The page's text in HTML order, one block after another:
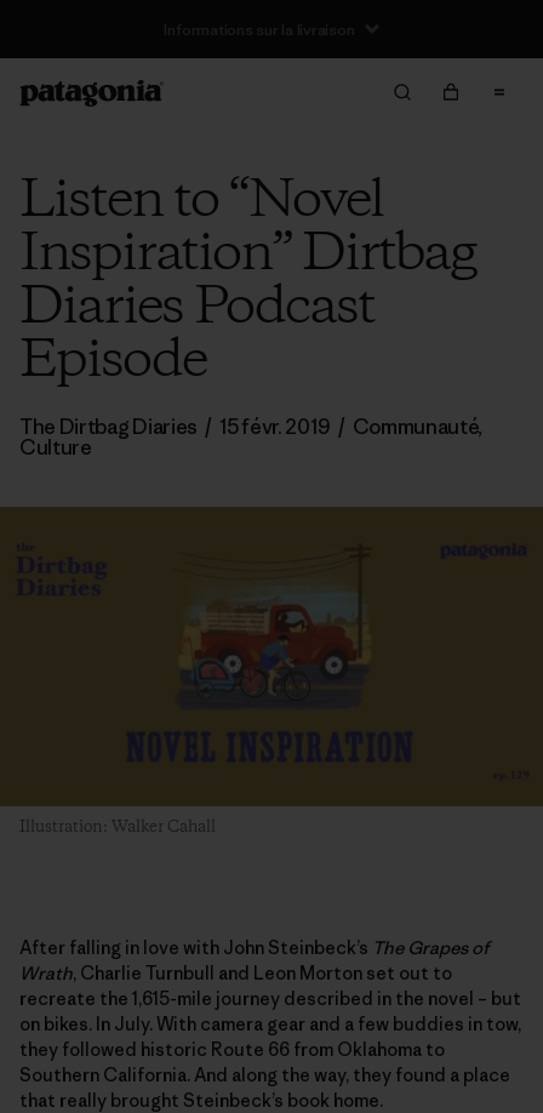
Listen to “Novel
Inspiration” Dirtbag
Diaries Podcast
Episode
The Dirtbag Diaries / 15 févr. 2019 / Communauté,
Culture
Illustration: Walker Cahall
After falling in love with John Steinbeck’s The Grapes of
Wrath, Charlie Turnbull and Leon Morton set out to
recreate the 1,615-mile journey described in the novel – but
on bikes. In July. With camera gear and a few buddies in tow,
they followed historic Route 66 from Oklahoma to
Southern California. And along the way, they found a place
that really brought Steinbeck’s book home.